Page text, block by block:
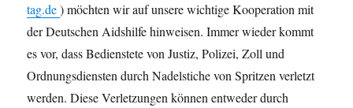
tag.de) möchten wir auf unsere wichtige Kooperation mit
der Deutschen Aidshilfe hinweisen. Immer wieder kommt
es vor, dass Bedienstete von Justiz, Polizei, Zoll und
Ordnungsdiensten durch Nadelstiche von Spritzen verletzt
werden. Diese Verletzungen können entweder durch